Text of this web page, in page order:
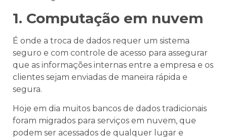
1. Computação em nuvem
É onde a troca de dados requer um sistema
seguro e com controle de acesso para assegurar
que as informações internas entre a empresa e os
clientes sejam enviadas de maneira rápida e
segura.
Hoje em dia muitos bancos de dados tradicionais
foram migrados para serviços em nuvem, que
podem ser acessados de qualquer lugar e